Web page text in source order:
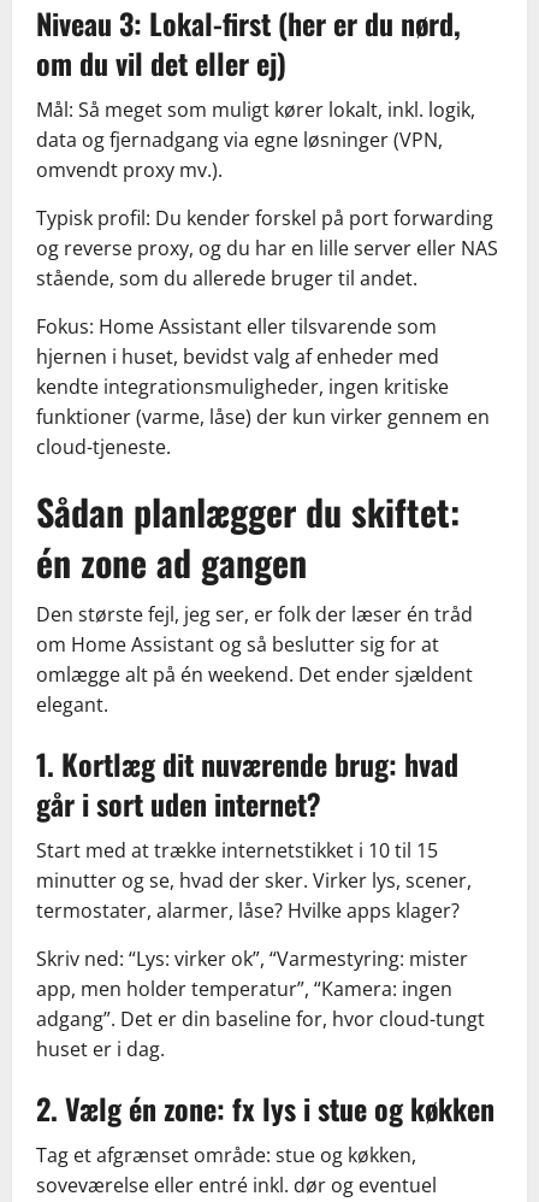
Niveau 3: Lokal-first (her er du nørd,
om du vil det eller ej)
Mål: Så meget som muligt kører lokalt, inkl. logik,
data og fjernadgang via egne løsninger (VPN,
omvendt proxy mv.).
Typisk profil: Du kender forskel på port forwarding
og reverse proxy, og du har en lille server eller NAS
stående, som du allerede bruger til andet.
Fokus: Home Assistant eller tilsvarende som
hjernen i huset, bevidst valg af enheder med
kendte integrationsmuligheder, ingen kritiske
funktioner (varme, låse) der kun virker gennem en
cloud-tjeneste.
Sådan planlægger du skiftet:
én zone ad gangen
Den største fejl, jeg ser, er folk der læser én tråd
om Home Assistant og så beslutter sig for at
omlægge alt på én weekend. Det ender sjældent
elegant.
1. Kortlæg dit nuværende brug: hvad
går i sort uden internet?
Start med at trække internetstikket i 10 til 15
minutter og se, hvad der sker. Virker lys, scener,
termostater, alarmer, låse? Hvilke apps klager?
Skriv ned: “Lys: virker ok”, “Varmestyring: mister
app, men holder temperatur”, “Kamera: ingen
adgang”. Det er din baseline for, hvor cloud-tungt
huset er i dag.
2. Vælg én zone: fx lys i stue og køkken
Tag et afgrænset område: stue og køkken,
soveværelse eller entré inkl. dør og eventuel